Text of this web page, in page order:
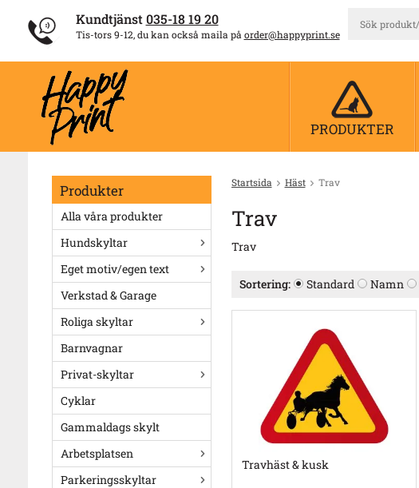
Kundtjänst 035-18 19 20
Tis-tors 9-12, du kan också maila på order@happyprint.se
PRODUKTER
Produkter
Alla våra produkter
Hundskyltar
Eget motiv/egen text
Verkstad & Garage
Roliga skyltar
Barnvagnar
Privat-skyltar
Cyklar
Gammaldags skylt
Arbetsplatsen
Parkeringsskyltar
Startsida Häst Trav
Trav
Trav
Sortering: Standard Namn
Travhäst & kusk